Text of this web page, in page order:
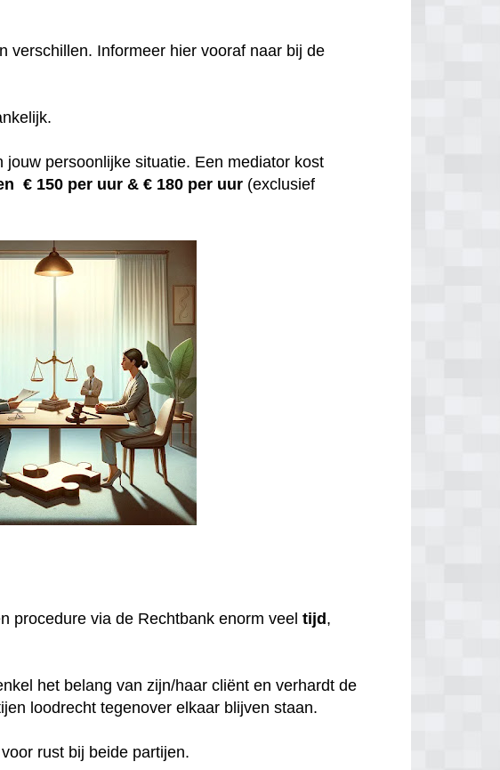
verschillen. Informeer hier vooraf naar bij de
persoonlijke situatie. Een mediator kost
€ 150 per uur &€ 180 per uur (exclusief
procedure via de Rechtbank enorm veeltijd,
het belang van zijn/haar cliënt en verhardt de
loodrecht tegenover elkaar blijven staan.
rust bij beide partijen.